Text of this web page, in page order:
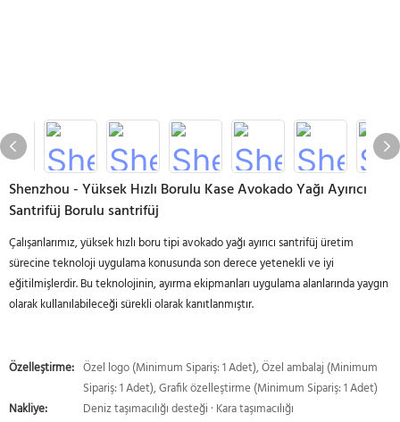
Shenzhou - Yüksek Hızlı Borulu Kase Avokado Yağı Ayırıcı
Santrifüj Borulu santrifüj
Çalışanlarımız, yüksek hızlı boru tipi avokado yağı ayırıcı santrifüj üretim
sürecine teknoloji uygulama konusunda son derece yetenekli ve iyi
eğitilmişlerdir. Bu teknolojinin, ayırma ekipmanları uygulama alanlarında yaygın
olarak kullanılabileceği sürekli olarak kanıtlanmıştır.
Özelleştirme: Özel logo (Minimum Sipariş: 1 Adet), Özel ambalaj (Minimum
Sipariş: 1 Adet), Grafik özelleştirme (Minimum Sipariş: 1 Adet)
Nakliye:
Deniz taşımacılığı desteği · Kara taşımacılığı